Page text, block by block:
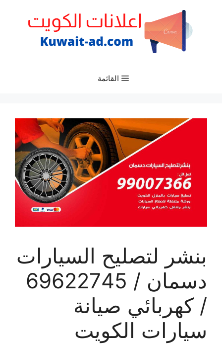
القائمة
بنشر لتصليح السيارات
دسمان / 69622745
/ كهربائي صيانة
سيارات الكويت